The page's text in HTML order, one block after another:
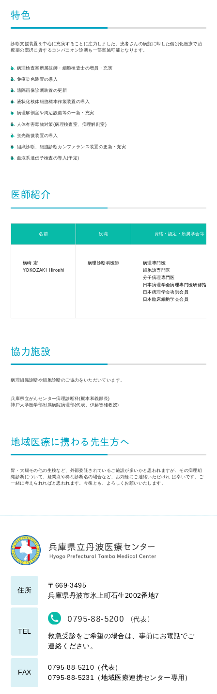
特色
診断支援装置を中心に充実することに注力しました。患者さんの病態に即した個別化医療で治
療薬の選択に資するコンパニオン診断も一部実施可能となります。
1. 病理検査室所属技師・細胞検査士の増員・充実
2. 免疫染色装置の導入
3. 遠隔画像診断装置の更新
4. 液状化検体細胞標本作製装置の導入
5. 病理解剖室や周辺設備等の一新・充実
6. 人体有害毒物対策(病理検査室、病理解剖室)
7. 蛍光顕微装置の導入
8. 組織診断、細胞診断カンファランス装置の更新・充実
9. 血液系遺伝子検査の導入(予定)
医師紹介
名前 役職 資格・認定・所属学会等
横崎 宏
YOKOZAKI Hiroshi
病理診断科医師
病理専門医
細胞診専門医
分子病理専門医
日本病理学会病理専門医研修指導医
日本病理学会功労会員
日本臨床細胞学会会員
協力施設
病理組織診断や細胞診断のご協力をいただいています。
兵庫県立がんセンター病理診断科(梶本和義部⻑)
神戶大学医学部附属病院病理部(代表、伊藤智雄教授)
地域医療に携わる先生方へ
胃・大腸その他の生検など、外部委託されているご施設が多いかと思われますが、その病理組
織診断について、疑問点や稀な診断名の場合など、お気軽にご連絡いただけれ ば幸いです。ご
一緒に考えられればと思われます。今後とも、よろしくお願いいたします。
住所
〒669-3495
兵庫県丹波市氷上町石生2002番地7
TEL
0795-88-5200 （代表）
救急受診をご希望の場合は、事前にお電話でご
連絡ください。
FAX
0795-88-5210（代表）
0795-88-5231（地域医療連携センター専用）